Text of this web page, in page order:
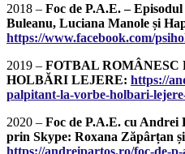
2018 – Foc de P.A.E. –
Buleanu, Luciana Manole și
https://www.facebook.com/
2019 – FOTBAL
HOLBĂRI LEJERE: https://
palpitant-la-vorbe-holbari-
2020 – Foc de P.A.E. cu Andrei
prin Skype: Roxana Zăpârțan
https://andreipartos.ro/foc-de-